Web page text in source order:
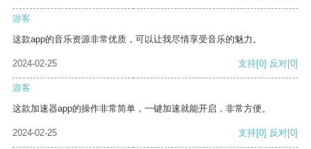
游客
这款app的音乐资源非常优质，可以让我尽情享受音乐的魅力。
2024-02-25 支持[0] 反对[0]
游客
这款加速器app的操作非常简单，一键加速就能开启，非常方便。
2024-02-25 支持[0] 反对[0]